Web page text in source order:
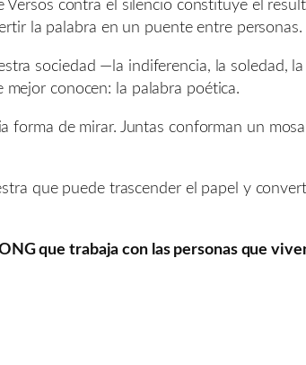
Versos contra el silencio constituye el
la palabra en un puente entre personas.
sociedad —la indiferencia, la soledad,
conocen: la palabra poética.
forma de mirar. Juntas conforman un
que puede trascender el papel y
que trabaja con las personas que